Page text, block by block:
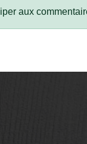
aux